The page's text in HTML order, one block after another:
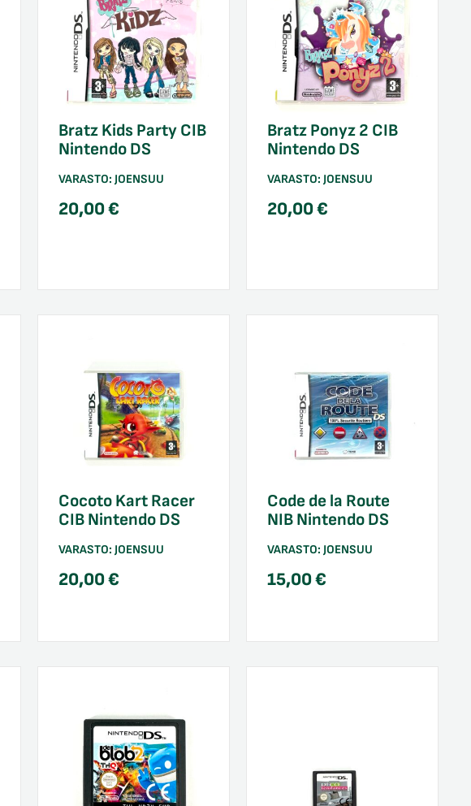
Bratz Kids Party CIB
Nintendo DS
VARASTO: JOENSUU
20,00€
Bratz Ponyz 2 CIB
Nintendo DS
VARASTO: JOENSUU
20,00€
Cocoto Kart Racer
CIB Nintendo DS
VARASTO:JOENSUU
20,00€
Code de la Route
NIB Nintendo DS
VARASTO:JOENSUU
15,00€